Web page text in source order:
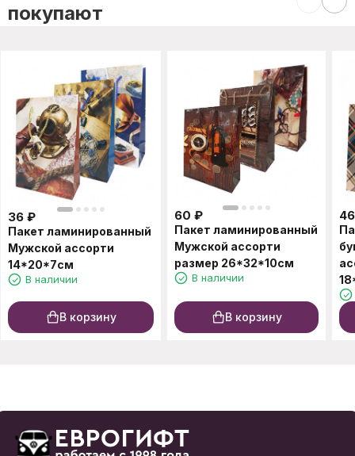
покупают
36 ₽
Пакет ламинированный
Мужской ассорти
14*20*7см
В наличии
В корзину
60 ₽
Пакет ламинированный
Мужской ассорти
размер 26*32*10см
В наличии
В корзину
46